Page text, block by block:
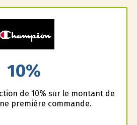
10%
de 10% sur le montant de
première commande.